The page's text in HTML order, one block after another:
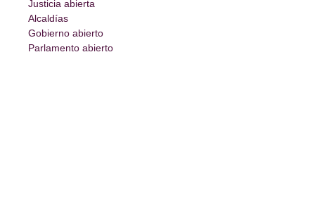
Justicia abierta
Alcaldías
Gobierno abierto
Parlamento abierto